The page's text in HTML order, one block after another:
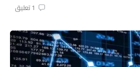
1تعليق